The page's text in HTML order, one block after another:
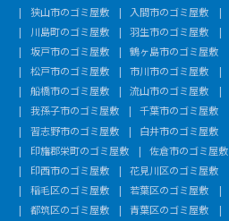
狭山市のゴミ屋敷
入間市のゴミ屋敷
川島町のゴミ屋敷
羽生市のゴミ屋敷
坂戸市のゴミ屋敷
鶴ヶ島市のゴミ屋敷
松戸市のゴミ屋敷
市川市のゴミ屋敷
船橋市のゴミ屋敷
流山市のゴミ屋敷
我孫子市のゴミ屋敷
千葉市のゴミ屋敷
習志野市のゴミ屋敷
白井市のゴミ屋敷
印旛郡栄町のゴミ屋敷
佐倉市のゴミ屋敷
印西市のゴミ屋敷
花見川区のゴミ屋敷
稲毛区のゴミ屋敷
若葉区のゴミ屋敷
都筑区のゴミ屋敷
青葉区のゴミ屋敷